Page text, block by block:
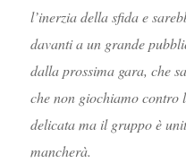
l’inerzia della sfida e
davanti a un grande
dalla prossima gara, che
che non giochiamo contro
delicata ma il gruppo è
mancherà.